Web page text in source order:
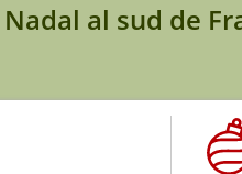
Nadal al sud de